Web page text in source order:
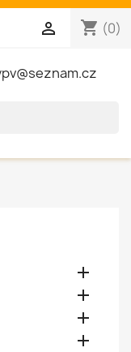
shopping_cart (0)




